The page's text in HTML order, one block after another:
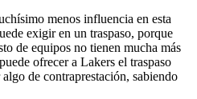
menos influencia en esta
exigir en un traspaso, porque
de equipos no tienen mucha más
ofrecer a Lakers el traspaso
de contraprestación, sabiendo